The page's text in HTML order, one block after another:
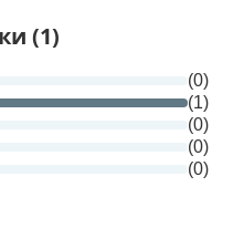
(1)
(0)
(1)
(0)
(0)
(0)